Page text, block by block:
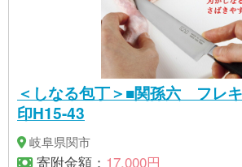
＜しなる包丁＞■関孫六 フレ
印H15-43
岐阜県関市
寄附金額： 17,000円